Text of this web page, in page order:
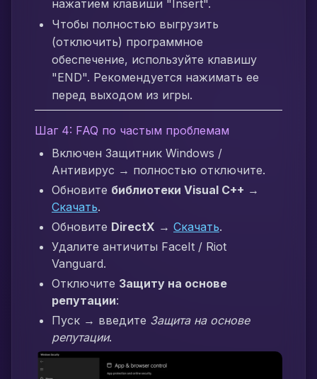
нажатием клавиши "Insert".
Чтобы полностью выгрузить
(отключить) программное
обеспечение, используйте клавишу
"END". Рекомендуется нажимать ее
перед выходом из игры.
Шаг 4: FAQ по частым проблемам
Включен Защитник Windows /
Антивирус → полностью отключите.
Обновите библиотеки Visual C++ →
Скачать.
Обновите DirectX → Скачать.
Удалите античиты FaceIt / Riot
Vanguard.
Отключите Защиту на основе
репутации:
Пуск → введите Защита на основе
репутации.